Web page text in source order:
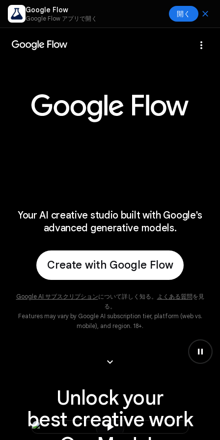
Google Flow
Google Flow アプリで開く
開く close
more_vert
Your AI creative studio built with Google's
advanced generative models.
Create with Google Flow
Google AI サブスクリプションについて詳しく知る。 よくある質問を見
る。
Features may vary by Google AI subscription tier, platform (web vs.
mobile), and region. 18+.
pause
keyboard_arrow_down
Unlock your
best creative work
play_arrow